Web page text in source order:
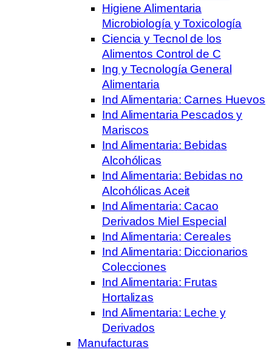
Higiene Alimentaria
Microbiología y Toxicología
Ciencia y Tecnol de los
Alimentos Control de C
Ing y Tecnología General
Alimentaria
Ind Alimentaria: Carnes Huevos
Ind Alimentaria Pescados y
Mariscos
Ind Alimentaria: Bebidas
Alcohólicas
Ind Alimentaria: Bebidas no
Alcohólicas Aceit
Ind Alimentaria: Cacao
Derivados Miel Especial
Ind Alimentaria: Cereales
Ind Alimentaria: Diccionarios
Colecciones
Ind Alimentaria: Frutas
Hortalizas
Ind Alimentaria: Leche y
Derivados
Manufacturas